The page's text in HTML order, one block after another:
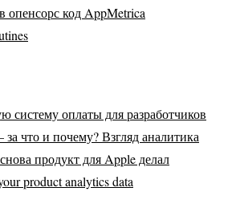
код AppMetrica
систему оплаты для разработчиков
что и почему? Взгляд аналитика
продукт для Apple делал
product analytics data